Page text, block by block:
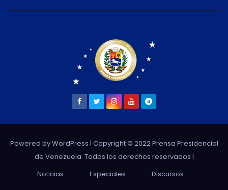
Powered by WordPress | Copyright © 2022 Prensa Presidencial
de Venezuela. Todos los derechos reservados |
Noticias
Especiales Discursos